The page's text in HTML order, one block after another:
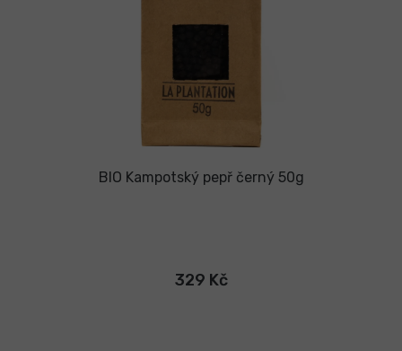
BIO Kampotský pepř černý 50g
329 Kč